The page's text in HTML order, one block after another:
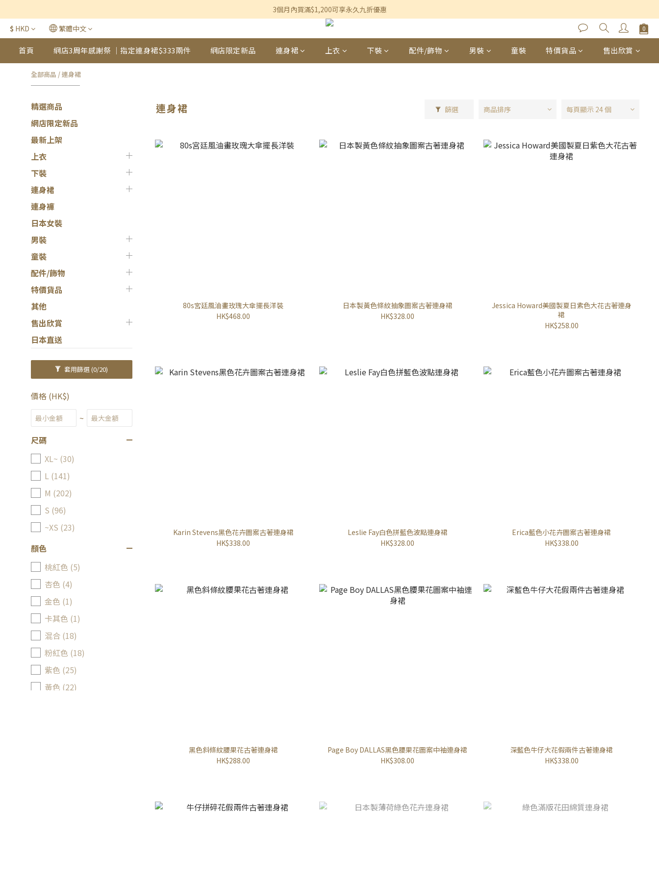
香港及澳門訂單滿$600即享免運費優惠
3個月內買滿$1,200可享永久九折優惠
香港及澳門訂單滿$600即享免運費優惠
$ HKD 繁體中文
首頁 網店3周年感謝祭 ｜指定連身裙$333兩件 網店限定新品 連身裙 上衣 下裝 配件/飾物 男裝 童裝 特價貨品 售出欣賞
全部商品 /連身裙
精選商品
網店限定新品
最新上架
上衣
下裝
連身裙
連身褲
日本女裝
男裝
童裝
配件/飾物
特價貨品
其他
售出欣賞
日本直送
套用篩選(0/20)
價格 (HK$)
~
尺碼
XL~ (30)
L (141)
M (202)
S (96)
~XS (23)
顏色
桃紅色 (5)
杏色 (4)
金色 (1)
卡其色 (1)
混合 (18)
粉紅色 (18)
紫色 (25)
黃色 (22)
連身裙 篩選 商品排序 每頁顯示 24 個
80s宮廷風油畫玫瑰大傘擺長洋裝
HK$468.00
日本製黃色條紋抽象圖案古著連身裙
HK$328.00
Jessica Howard美國製夏日紫色大花古著連身
裙
HK$258.00
Karin Stevens黑色花卉圖案古著連身裙
HK$338.00
Leslie Fay白色拼藍色波點連身裙
HK$328.00
Erica藍色小花卉圖案古著連身裙
HK$338.00
黑色斜條紋腰果花古著連身裙
HK$288.00
Page Boy DALLAS黑色腰果花圖案中袖連身裙
HK$308.00
深藍色牛仔大花假兩件古著連身裙
HK$338.00